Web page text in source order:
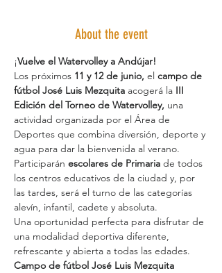
About the event
¡Vuelve el Watervolley a Andújar!
Los próximos 11 y 12 de junio, el campo de
fútbol José Luis Mezquita acogerá la III
Edición del Torneo de Watervolley, una
actividad organizada por el Área de
Deportes que combina diversión, deporte y
agua para dar la bienvenida al verano.
Participarán escolares de Primaria de todos
los centros educativos de la ciudad y, por
las tardes, será el turno de las categorías
alevín, infantil, cadete y absoluta.
Una oportunidad perfecta para disfrutar de
una modalidad deportiva diferente,
refrescante y abierta a todas las edades.
Campo de fútbol José Luis Mezquita